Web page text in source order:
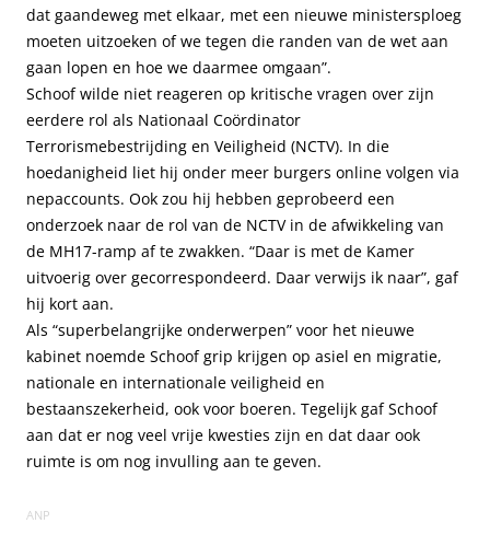
dat gaandeweg met elkaar, met een nieuwe ministersploeg
moeten uitzoeken of we tegen die randen van de wet aan
gaan lopen en hoe we daarmee omgaan”.
Schoof wilde niet reageren op kritische vragen over zijn
eerdere rol als Nationaal Coördinator
Terrorismebestrijding en Veiligheid (NCTV). In die
hoedanigheid liet hij onder meer burgers online volgen via
nepaccounts. Ook zou hij hebben geprobeerd een
onderzoek naar de rol van de NCTV in de afwikkeling van
de MH17-ramp af te zwakken. “Daar is met de Kamer
uitvoerig over gecorrespondeerd. Daar verwijs ik naar”, gaf
hij kort aan.
Als “superbelangrijke onderwerpen” voor het nieuwe
kabinet noemde Schoof grip krijgen op asiel en migratie,
nationale en internationale veiligheid en
bestaanszekerheid, ook voor boeren. Tegelijk gaf Schoof
aan dat er nog veel vrije kwesties zijn en dat daar ook
ruimte is om nog invulling aan te geven.
ANP